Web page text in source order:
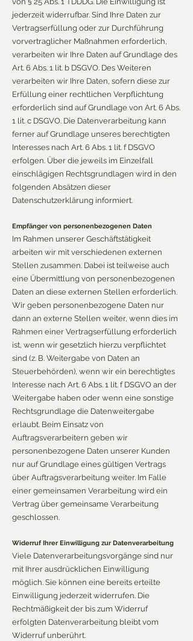
jederzeit widerrufbar. Sind Ihre Daten zur
Vertragserfüllung oder zur Durchführung
vorvertraglicher Maßnahmen erforderlich,
verarbeiten wir Ihre Daten auf Grundlage des
Art. 6 Abs. 1 lit. b DSGVO. Des Weiteren
verarbeiten wir Ihre Daten, sofern diese zur
Erfüllung einer rechtlichen Verpflichtung
erforderlich sind auf Grundlage von Art. 6 Abs.
1 lit. c DSGVO. Die Datenverarbeitung kann
ferner auf Grundlage unseres berechtigten
Interesses nach Art. 6 Abs. 1 lit. f DSGVO
erfolgen. Über die jeweils im Einzelfall
einschlägigen Rechtsgrundlagen wird in den
folgenden Absätzen dieser
Datenschutzerklärung informiert.
Empfänger von personenbezogenen Daten
Im Rahmen unserer Geschäftstätigkeit
arbeiten wir mit verschiedenen externen
Stellen zusammen. Dabei ist teilweise auch
eine Übermittlung von personenbezogenen
Daten an diese externen Stellen erforderlich.
Wir geben personenbezogene Daten nur
dann an externe Stellen weiter, wenn dies im
Rahmen einer Vertragserfüllung erforderlich
ist, wenn wir gesetzlich hierzu verpflichtet
sind (z. B. Weitergabe von Daten an
Steuerbehörden), wenn wir ein berechtigtes
Interesse nach Art. 6 Abs. 1 lit. f DSGVO an der
Weitergabe haben oder wenn eine sonstige
Rechtsgrundlage die Datenweitergabe
erlaubt. Beim Einsatz von
Auftragsverarbeitern geben wir
personenbezogene Daten unserer Kunden
nur auf Grundlage eines gültigen Vertrags
über Auftragsverarbeitung weiter. Im Falle
einer gemeinsamen Verarbeitung wird ein
Vertrag über gemeinsame Verarbeitung
geschlossen.
Widerruf Ihrer Einwilligung zur Datenverarbeitung
Viele Datenverarbeitungsvorgänge sind nur
mit Ihrer ausdrücklichen Einwilligung
möglich. Sie können eine bereits erteilte
Einwilligung jederzeit widerrufen. Die
Rechtmäßigkeit der bis zum Widerruf
erfolgten Datenverarbeitung bleibt vom
Widerruf unberührt.